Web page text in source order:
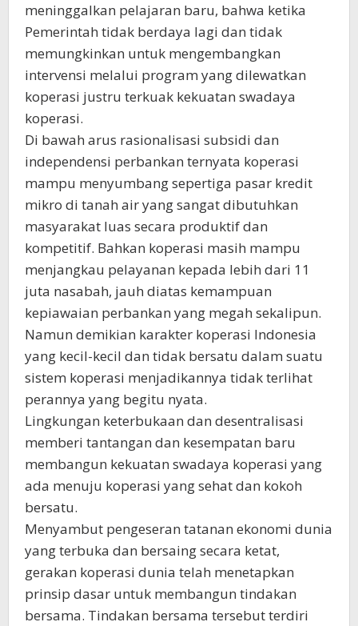
meninggalkan pelajaran baru, bahwa ketika
Pemerintah tidak berdaya lagi dan tidak
memungkinkan untuk mengembangkan
intervensi melalui program yang dilewatkan
koperasi justru terkuak kekuatan swadaya
koperasi.
Di bawah arus rasionalisasi subsidi dan
independensi perbankan ternyata koperasi
mampu menyumbang sepertiga pasar kredit
mikro di tanah air yang sangat dibutuhkan
masyarakat luas secara produktif dan
kompetitif. Bahkan koperasi masih mampu
menjangkau pelayanan kepada lebih dari 11
juta nasabah, jauh diatas kemampuan
kepiawaian perbankan yang megah sekalipun.
Namun demikian karakter koperasi Indonesia
yang kecil-kecil dan tidak bersatu dalam suatu
sistem koperasi menjadikannya tidak terlihat
perannya yang begitu nyata.
Lingkungan keterbukaan dan desentralisasi
memberi tantangan dan kesempatan baru
membangun kekuatan swadaya koperasi yang
ada menuju koperasi yang sehat dan kokoh
bersatu.
Menyambut pengeseran tatanan ekonomi dunia
yang terbuka dan bersaing secara ketat,
gerakan koperasi dunia telah menetapkan
prinsip dasar untuk membangun tindakan
bersama. Tindakan bersama tersebut terdiri